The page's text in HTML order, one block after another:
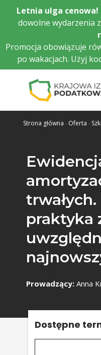
Przejdź
treści
Letnia ulga cenowa!
dowolne wydarzenia
Promocja obowiązuje
po wakacjach. Użyj
Strona główna Oferta
praktyka
Prowadzący: Anna
Dostępne